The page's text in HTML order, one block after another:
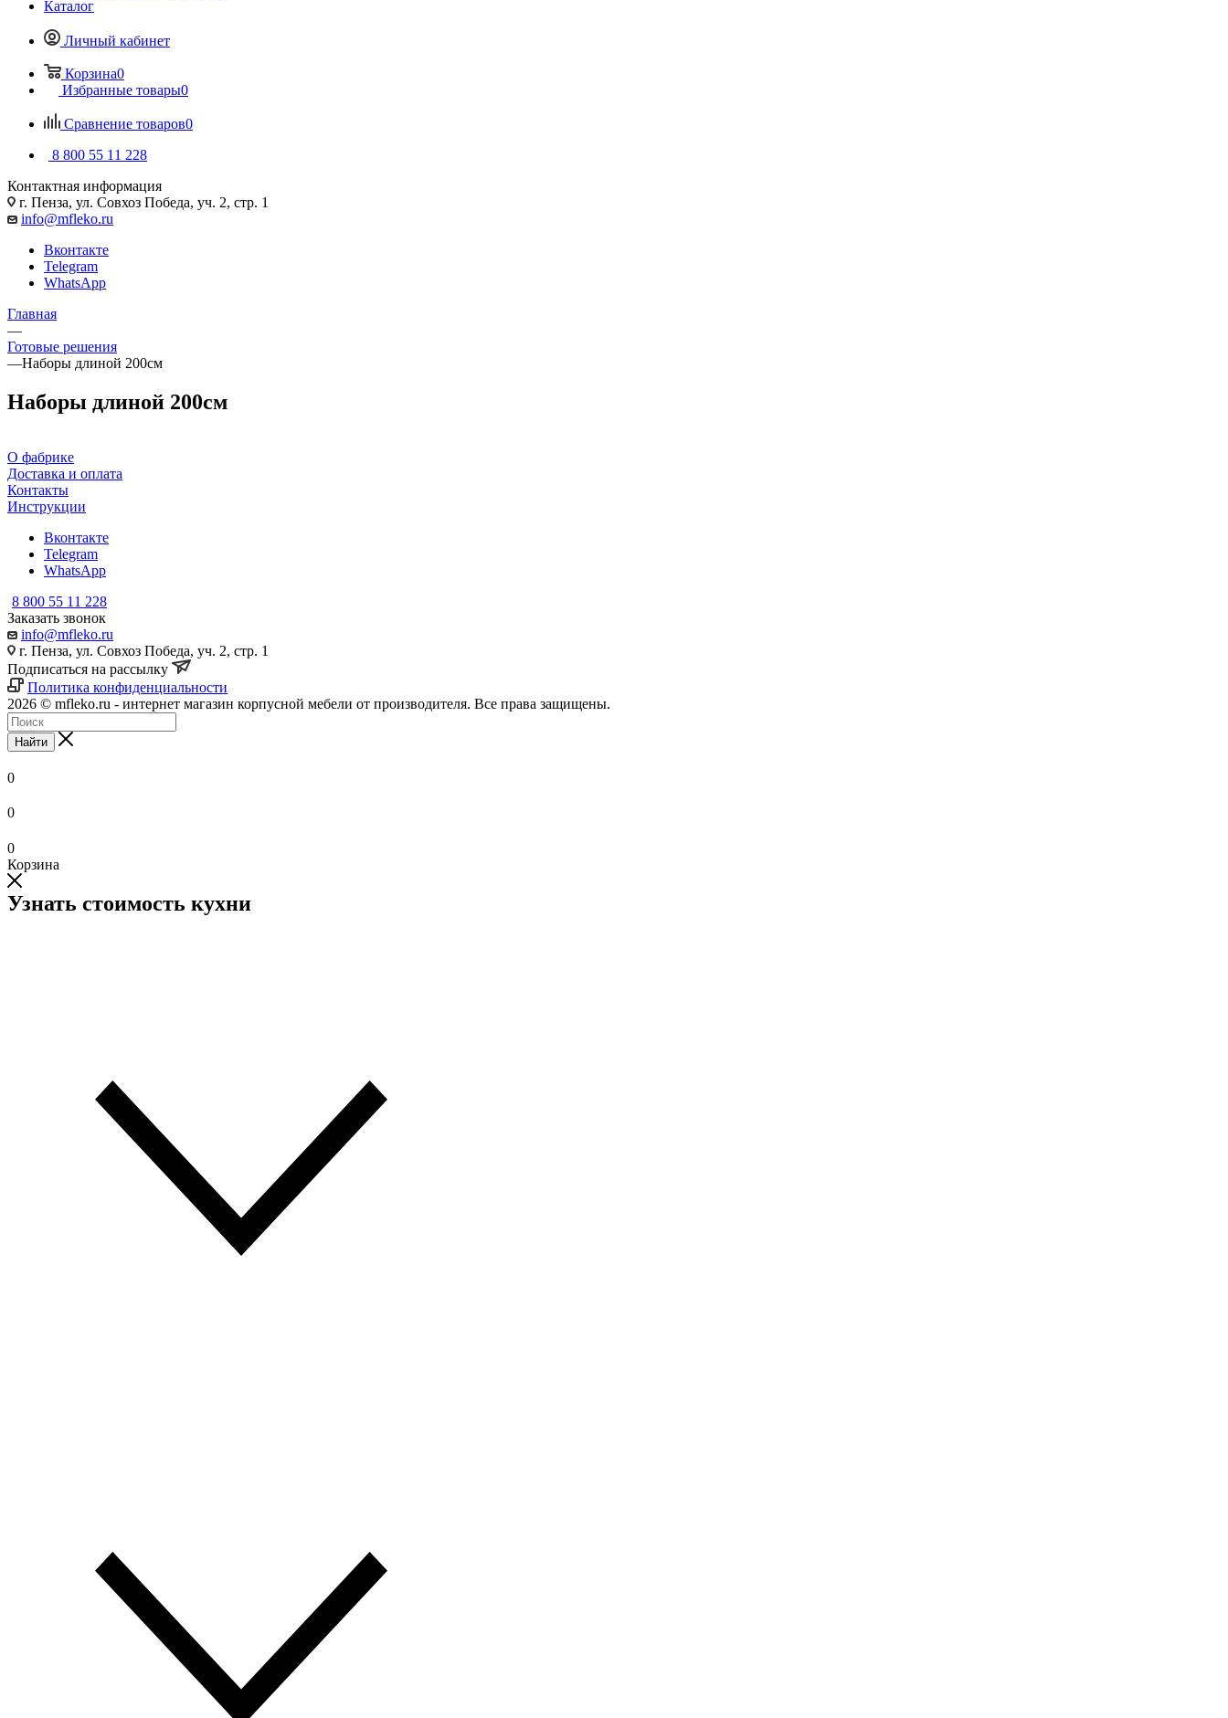
Каталог
Личный кабинет
Корзина0
Избранные товары0
Сравнение товаров0
8 800 55 11 228
Контактная информация
г. Пенза, ул. Совхоз Победа, уч. 2, стр. 1
info@mfleko.ru
Вконтакте
Telegram
WhatsApp
Главная
—
Готовые решения
—Наборы длиной 200см
Наборы длиной 200см
О фабрике
Доставка и оплата
Контакты
Инструкции
Вконтакте
Telegram
WhatsApp
8 800 55 11 228
Заказать звонок
info@mfleko.ru
г. Пенза, ул. Совхоз Победа, уч. 2, стр. 1
Подписаться на рассылку
Политика конфиденциальности
2026 © mfleko.ru - интернет магазин корпусной мебели от производителя. Все права защищены.
Найти
0
0
0
Корзина
Узнать стоимость кухни